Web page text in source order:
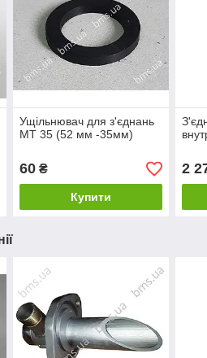
Ущільнювач для з'єднань
МТ 35 (52 мм -35мм)
60₴
Купити
2